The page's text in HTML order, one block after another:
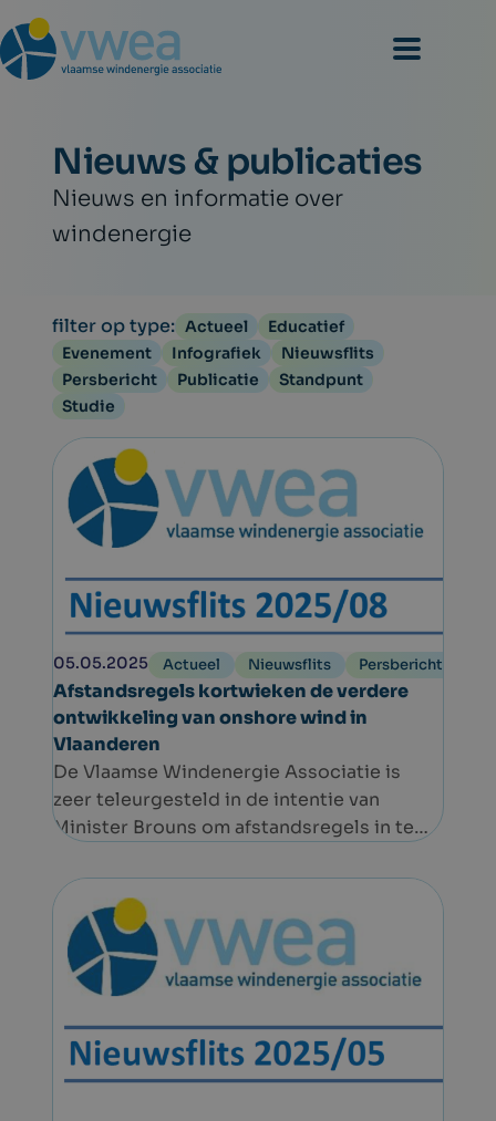
Nieuws & publicaties
Nieuws en informatie over
windenergie
filter op type: Actueel
Educatief
Evenement
Infografiek
Nieuwsflits
Persbericht
Publicatie
Standpunt
Studie
05.05.2025 Actueel Nieuwsflits Persbericht
Afstandsregels kortwieken de verdere
ontwikkeling van onshore wind in
Vlaanderen
De Vlaamse Windenergie Associatie is
zeer teleurgesteld in de intentie van
Minister Brouns om afstandsregels in te
verduidelijking. De sector maakt zich
grote zorgen over het toekomstig
regelgevend kader waarbinnen projecten
zullen moeten gerealiseerd worden.